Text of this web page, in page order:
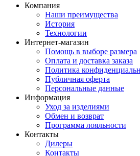
Компания
Наши преимущества
История
Технологии
Интернет-магазин
Помощь в выборе размера
Оплата и доставка заказа
Политика
Публичная оферта
Персональные данные
Информация
Уход за изделиями
Обмен и возврат
Программа лояльности
Контакты
Дилеры
Контакты